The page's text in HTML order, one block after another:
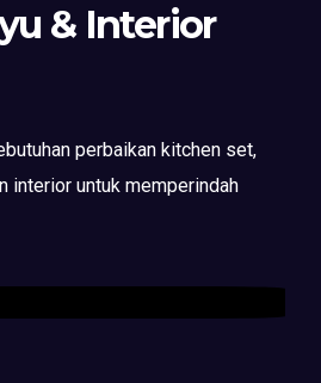
& Interior
perbaikan kitchen set,
interior untuk memperindah